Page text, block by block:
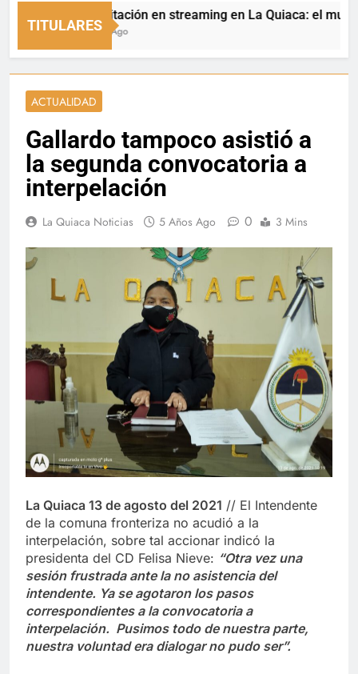
TITULARES
Capacitación en streaming en La Quiaca: el
5 Horas Ago
ACTUALIDAD
Gallardo tampoco asistió a
la segunda convocatoria a
interpelación
La Quiaca Noticias 5 Años Ago 0 3 Mins
La Quiaca 13 de agosto del 2021 // El Intendente
de la comuna fronteriza no acudió a la
interpelación, sobre tal accionar indicó la
presidenta del CD Felisa Nieve: “Otra vez una
sesión frustrada ante la no asistencia del
intendente. Ya se agotaron los pasos
correspondientes a la convocatoria a
interpelación. Pusimos todo de nuestra parte,
nuestra voluntad era dialogar no pudo ser”.